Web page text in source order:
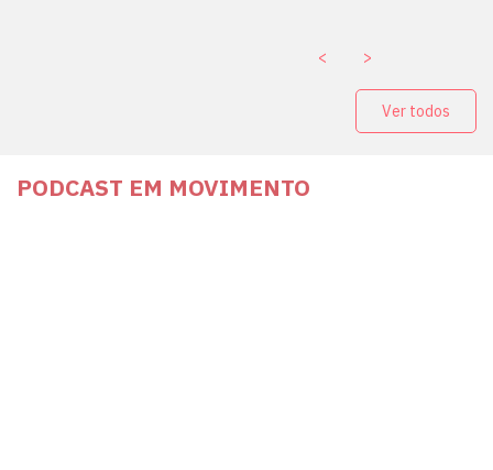
< >
Ver todos
PODCAST EM MOVIMENTO